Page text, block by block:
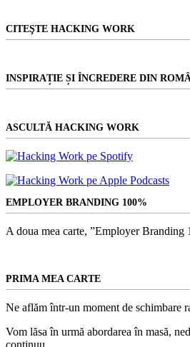
CITEŞTE HACKING WORK
INSPIRAȚIE ȘI ÎNCREDERE DIN
ASCULTĂ HACKING WORK
EMPLOYER BRANDING 100%
A doua mea carte, ”Employer Branding
PRIMA MEA CARTE
Ne aflăm într-un moment de schimbare
Vom lăsa în urmă abordarea în masă,
continuu.